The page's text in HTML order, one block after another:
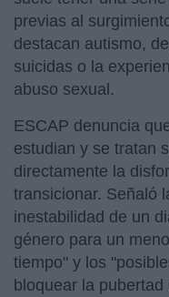
previas al
destacan autismo,
suicidas o la
abuso sexual.
ESCAP denuncia
estudian y se tratan
directamente la
transicionar. Señaló
inestabilidad de un
género para un
tiempo" y los
bloquear la